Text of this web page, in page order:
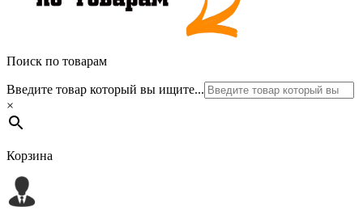
Поиск по товарам
Введите товар который вы ищите...
×
Корзина